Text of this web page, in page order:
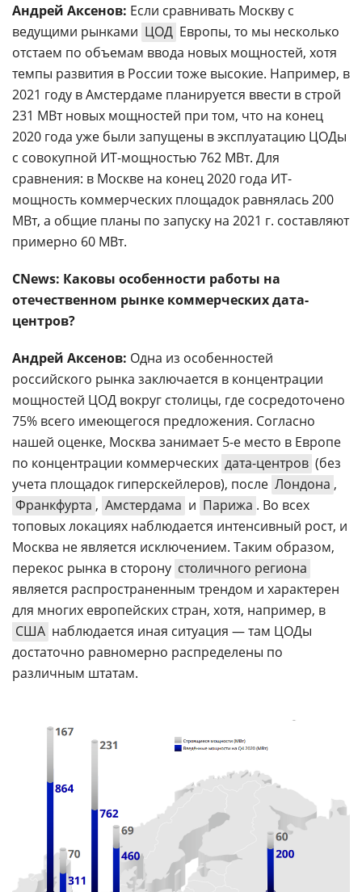
Андрей Аксенов: Если сравнивать Москву с
ведущими рынками ЦОД Европы, то мы несколько
отстаем по объемам ввода новых мощностей, хотя
темпы развития в России тоже высокие. Например, в
2021 году в Амстердаме планируется ввести в строй
231 МВт новых мощностей при том, что на конец
2020 года уже были запущены в эксплуатацию ЦОДы
с совокупной ИТ-мощностью 762 МВт. Для
сравнения: в Москве на конец 2020 года ИТ-
мощность коммерческих площадок равнялась 200
МВт, а общие планы по запуску на 2021 г. составляют
примерно 60 МВт.
CNews: Каковы особенности работы на
отечественном рынке коммерческих дата-
центров?
Андрей Аксенов: Одна из особенностей
российского рынка заключается в концентрации
мощностей ЦОД вокруг столицы, где сосредоточено
75% всего имеющегося предложения. Согласно
нашей оценке, Москва занимает 5-е место в Европе
по концентрации коммерческих дата-центров (без
учета площадок гиперскейлеров), после Лондона ,
Франкфурта , Амстердама и Парижа . Во всех
топовых локациях наблюдается интенсивный рост, и
Москва не является исключением. Таким образом,
перекос рынка в сторону столичного региона
является распространенным трендом и характерен
для многих европейских стран, хотя, например, в
США наблюдается иная ситуация — там ЦОДы
достаточно равномерно распределены по
различным штатам.